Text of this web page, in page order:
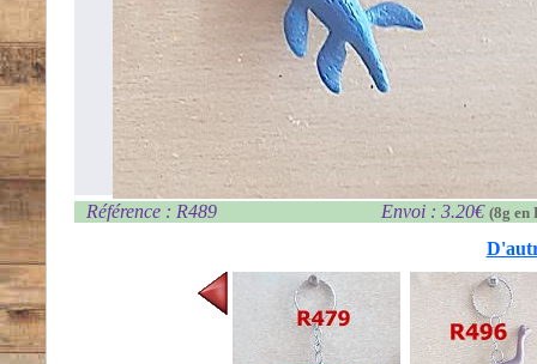
Référence : R489 Envoi : 3.20€ (8g en